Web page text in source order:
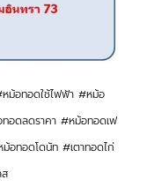
ม้อทอดใช้ไฟฟ้า #หม้อ
อดลดราคา #หม้อทอดเฟ
อทอดโดนัท #เตาทอดไก่